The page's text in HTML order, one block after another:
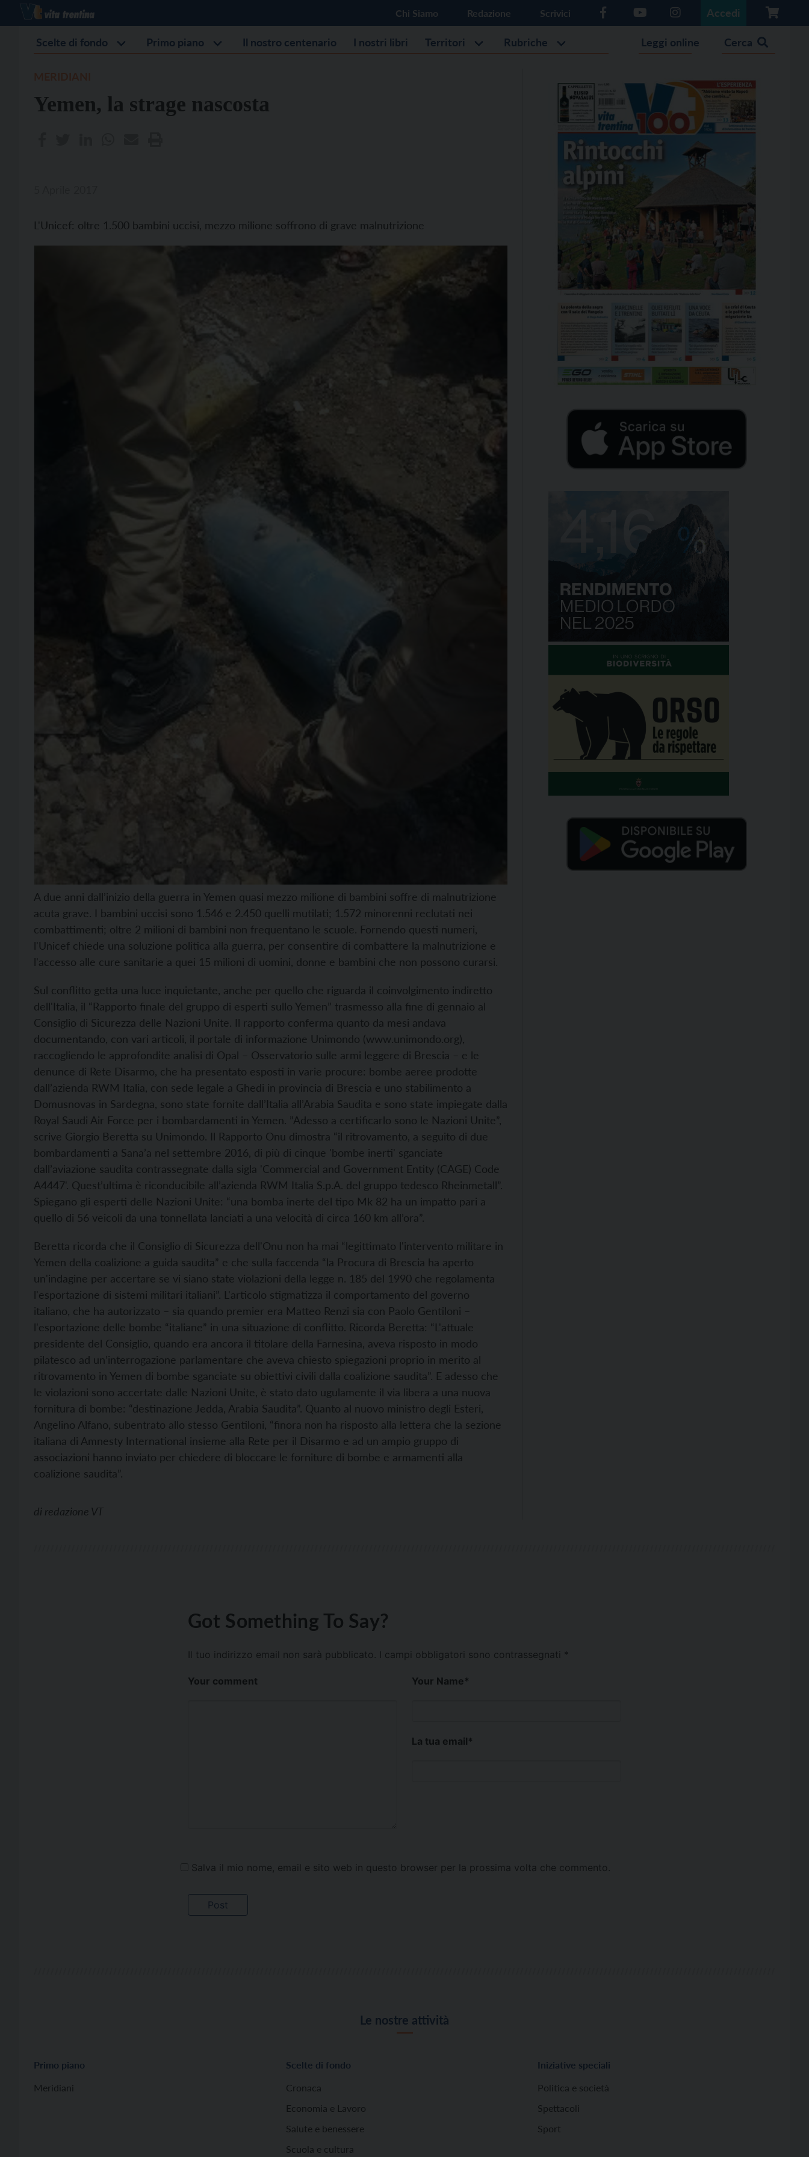
Chi Siamo Redazione Scrivici Accedi
Scelte di fondo Primo piano Il nostro centenario I nostri libri Territori Rubriche Leggi online Cerca
Yemen, la strage nascosta
L'Unicef: oltre 1.500 bambini uccisi, mezzo milione soffrono di grave malnutrizione
A due anni dall’inizio della guerra in Yemen quasi mezzo milione di bambini soffre di malnutrizione
acuta grave. I bambini uccisi sono 1.546 e 2.450 quelli mutilati; 1.572 minorenni reclutati nei
combattimenti; oltre 2 milioni di bambini non frequentano le scuole. Fornendo questi numeri,
l'Unicef chiede una soluzione politica alla guerra, per consentire di combattere la malnutrizione e
l'accesso alle cure sanitarie a quei 15 milioni di uomini, donne e bambini che non possono curarsi.
Sul conflitto getta una luce inquietante, anche per quello che riguarda il coinvolgimento indiretto
dell'Italia, il “Rapporto finale del gruppo di esperti sullo Yemen” trasmesso alla fine di gennaio al
Consiglio di Sicurezza delle Nazioni Unite. Il rapporto conferma quanto da mesi andava
documentando, con vari articoli, il portale di informazione Unimondo (www.unimondo.org),
raccogliendo le approfondite analisi di Opal – Osservatorio sulle armi leggere di Brescia – e le
denunce di Rete Disarmo, che ha presentato esposti in varie procure: bombe aeree prodotte
dall’azienda RWM Italia, con sede legale a Ghedi in provincia di Brescia e uno stabilimento a
Domusnovas in Sardegna, sono state fornite dall’Italia all’Arabia Saudita e sono state impiegate dalla
Royal Saudi Air Force per i bombardamenti in Yemen. ”Adesso a certificarlo sono le Nazioni Unite”,
scrive Giorgio Beretta su Unimondo. Il Rapporto Onu dimostra “il ritrovamento, a seguito di due
bombardamenti a Sana’a nel settembre 2016, di più di cinque 'bombe inerti' sganciate
dall’aviazione saudita contrassegnate dalla sigla 'Commercial and Government Entity (CAGE) Code
A4447'. Quest’ultima è riconducibile all’azienda RWM Italia S.p.A. del gruppo tedesco Rheinmetall”.
Spiegano gli esperti delle Nazioni Unite: “una bomba inerte del tipo Mk 82 ha un impatto pari a
quello di 56 veicoli da una tonnellata lanciati a una velocità di circa 160 km all’ora”.
Beretta ricorda che il Consiglio di Sicurezza dell'Onu non ha mai “legittimato l'intervento militare in
Yemen della coalizione a guida saudita” e che sulla faccenda “la Procura di Brescia ha aperto
un'indagine per accertare se vi siano state violazioni della legge n. 185 del 1990 che regolamenta
l'esportazione di sistemi militari italiani”. L'articolo stigmatizza il comportamento del governo
italiano, che ha autorizzato – sia quando premier era Matteo Renzi sia con Paolo Gentiloni –
l'esportazione delle bombe “italiane” in una situazione di conflitto. Ricorda Beretta: “L'attuale
presidente del Consiglio, quando era ancora il titolare della Farnesina, aveva risposto in modo
pilatesco ad un’interrogazione parlamentare che aveva chiesto spiegazioni proprio in merito al
ritrovamento in Yemen di bombe sganciate su obiettivi civili dalla coalizione saudita”. E adesso che
le violazioni sono accertate dalle Nazioni Unite, è stato dato ugulamente il via libera a una nuova
fornitura di bombe: “destinazione Jedda, Arabia Saudita”. Quanto al nuovo ministro degli Esteri,
Angelino Alfano, subentrato allo stesso Gentiloni, “finora non ha risposto alla lettera che la sezione
italiana di Amnesty International insieme alla Rete per il Disarmo e ad un ampio gruppo di
associazioni hanno inviato per chiedere di bloccare le forniture di bombe e armamenti alla
coalizione saudita”.
di redazione VT
Got Something To Say?
Il tuo indirizzo email non sarà pubblicato. I campi obbligatori sono contrassegnati *
Your comment Your Name*
La tua email*
Salva il mio nome, email e sito web in questo browser per la prossima volta che commento.
Le nostre attività
Primo piano
Meridiani
Scelte di fondo
Cronaca
Economia e Lavoro
Salute e benessere
Scuola e cultura
Iniziative speciali
Politica e società
Spettacoli
Sport